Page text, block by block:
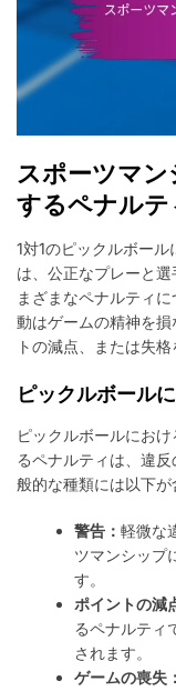
スポーツマ
するペナルテ
1対1のピックルボー
は、公正なプレーと
まざまなペナルティ
動はゲームの精神を
トの減点、または失
ピックルボール
ピックルボールにお
るペナルティは、違
般的な種類には以下が
警告：軽微な
ツマンシップ
す。
ポイントの減
るペナルティ
されます。
ゲームの喪失